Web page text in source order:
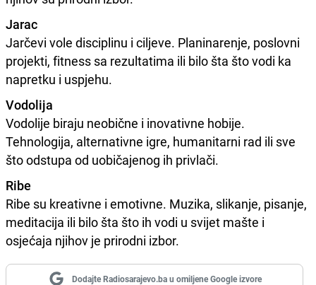
Jarac
Jarčevi vole disciplinu i ciljeve. Planinarenje, poslovni
projekti, fitness sa rezultatima ili bilo šta što vodi ka
napretku i uspjehu.
Vodolija
Vodolije biraju neobične i inovativne hobije.
Tehnologija, alternativne igre, humanitarni rad ili sve
što odstupa od uobičajenog ih privlači.
Ribe
Ribe su kreativne i emotivne. Muzika, slikanje, pisanje,
meditacija ili bilo šta što ih vodi u svijet mašte i
osjećaja njihov je prirodni izbor.
Dodajte Radiosarajevo.ba u omiljene Google izvore